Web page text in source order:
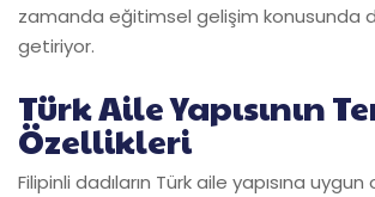
zamanda eğitimsel gelişim konusunda
getiriyor.
Türk Aile Yapısının
Özellikleri
Filipinli dadıların Türk aile yapısına uygun